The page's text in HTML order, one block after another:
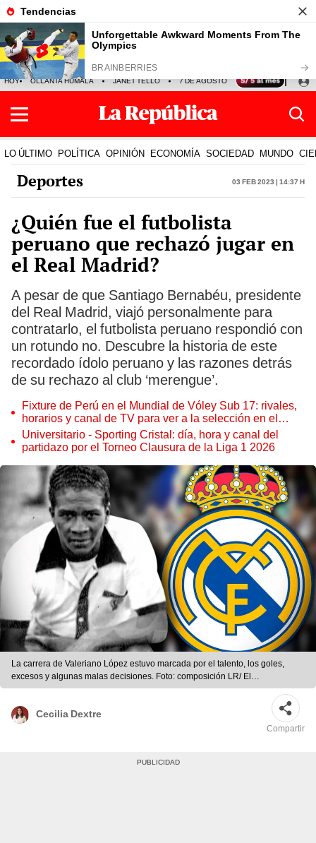
HOY OLLANTA HUMALA JANET TELLO 7 DE AGOSTO TINKA RESULTADOS
LO ÚLTIMO POLÍTICA OPINIÓN ECONOMÍA SOCIEDAD MUNDO
Deportes 03 Feb 2023 | 14:37 h
¿Quién fue el futbolista
peruano que rechazó jugar en
el Real Madrid?
A pesar de que Santiago Bernabéu, presidente
del Real Madrid, viajó personalmente para
contratarlo, el futbolista peruano respondió con
un rotundo no. Descubre la historia de este
recordado ídolo peruano y las razones detrás
de su rechazo al club ‘merengue’.
Fixture de Perú en el Mundial de Vóley Sub 17: rivales,
horarios y canal de TV para ver a la selección en el
torneo
Universitario - Sporting Cristal: día, hora y canal del
partidazo por el Torneo Clausura de la Liga 1 2026
La carrera de Valeriano López estuvo marcada por el talento, los goles,
excesos y algunas malas decisiones. Foto: composición LR/ El
Peruano/Real Madrid
Cecilia Dextre
Compartir